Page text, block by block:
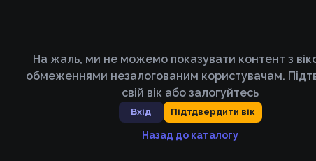
На жаль, ми не можемо показувати контент з
обмеженнями незалогованим користувачам.
свій вік або залогуйтесь
Вхід Підтдвердити вік
Назад до каталогу